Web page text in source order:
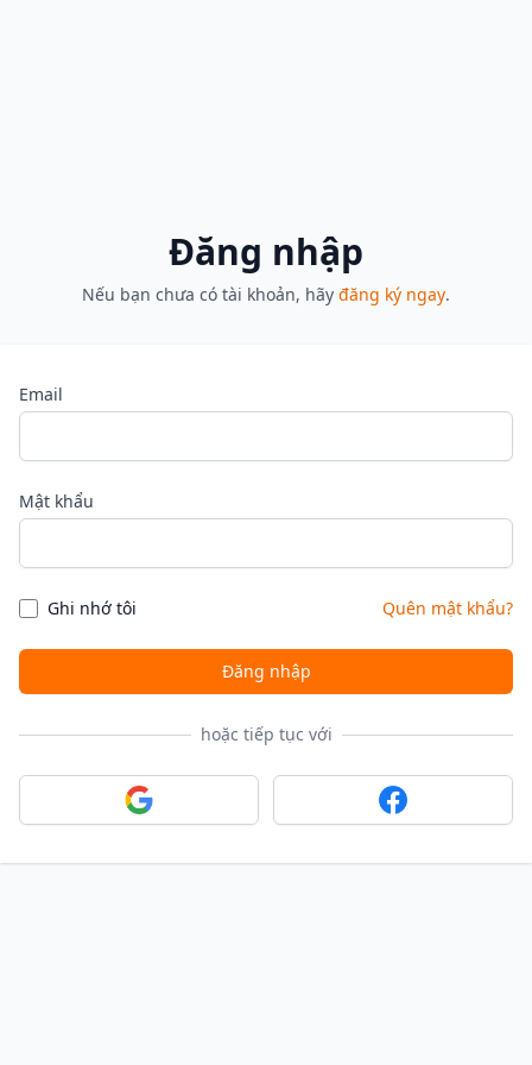
Đăng nhập
Nếu bạn chưa có tài khoản, hãy đăng ký ngay.
Email
Mật khẩu
Ghi nhớ tôi Quên mật khẩu?
Đăng nhập
hoặc tiếp tục với